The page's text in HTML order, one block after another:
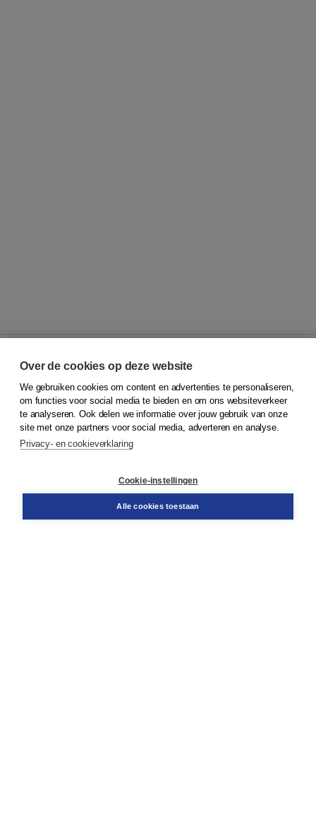
© 2026Koninklijke Boom uitgevers
Klantenservice
Service & informatie
Contact
Over de cookies op deze website
We gebruiken cookies om content en advertenties te personaliseren,
om functies voor social media te bieden en om ons websiteverkeer
te analyseren. Ook delen we informatie over jouw gebruik van onze
site met onze partners voor social media, adverteren en analyse.
Privacy- en cookieverklaring
Cookie-instellingen
Alle cookies toestaan